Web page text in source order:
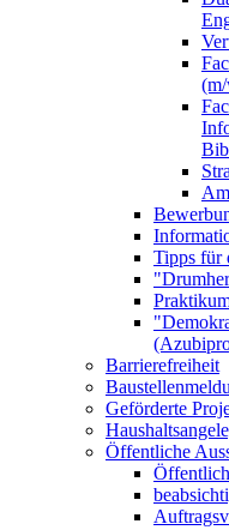
Tipps für
Barrierefreiheit
Geförderte
Öffentliche